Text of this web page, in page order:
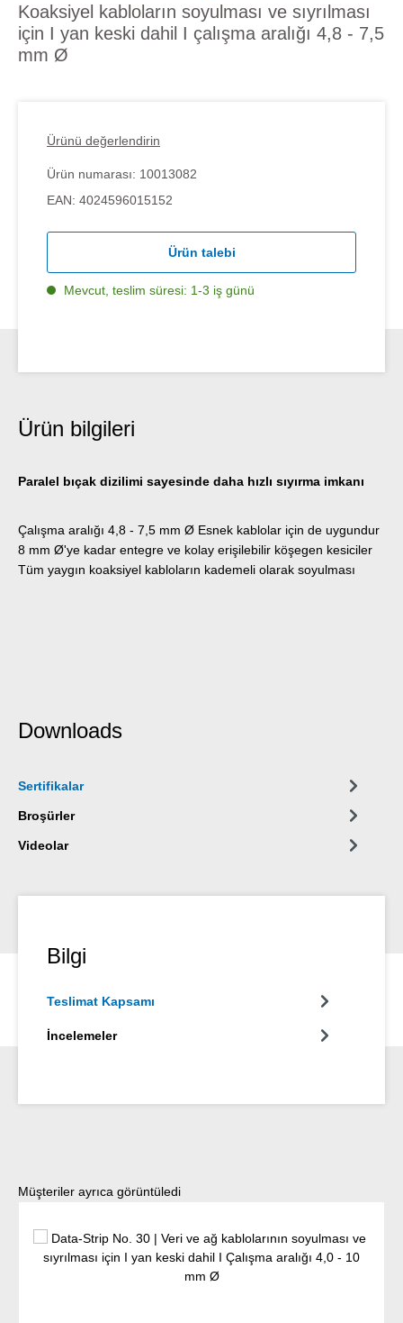
Koaksiyel kabloların soyulması ve sıyrılması
için I yan keski dahil I çalışma aralığı 4,8 - 7,5
mm Ø
Ürünü değerlendirin
Ürün numarası: 10013082
EAN: 4024596015152
Ürün talebi
Mevcut, teslim süresi: 1-3 iş günü
Ürün bilgileri
Paralel bıçak dizilimi sayesinde daha hızlı sıyırma imkanı
Çalışma aralığı 4,8 - 7,5 mm Ø Esnek kablolar için de uygundur
8 mm Ø'ye kadar entegre ve kolay erişilebilir köşegen kesiciler
Tüm yaygın koaksiyel kabloların kademeli olarak soyulması
Downloads
Sertifikalar
Broşürler
Videolar
Bilgi
Teslimat Kapsamı
İncelemeler
Ürün galerisini atla
Müşteriler ayrıca görüntüledi